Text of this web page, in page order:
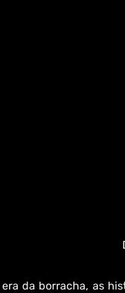
da borracha, as